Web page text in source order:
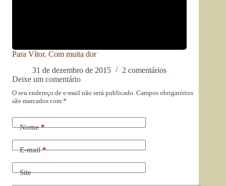
Para Vítor. Com muita dor
31 de dezembro de 2015
2 comentários
Deixe um comentário
O seu endereço de e-mail não será publicado. Campos obrigatórios
são marcados com *
Nome*
E-mail*
Site